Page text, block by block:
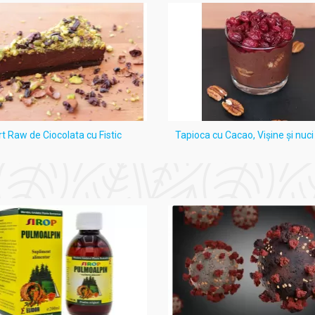
mentală, facilitând procesele cognitive complexe.
în contextul îmbătrânirii.
și periferică optimă.
deficitară precum extremități reci, amețeli, zgomote în
proprietăților antioxidante.
a cheagurilor de sânge prin inhibarea agregării plachetare.
oboseala mentală.
Raw de Ciocolata cu Fistic Tapioca cu Cacao, Vişine şi nuci